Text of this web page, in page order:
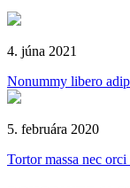
4. júna 2021
Nonummy libero
5. februára 2020
Tortor massa nec